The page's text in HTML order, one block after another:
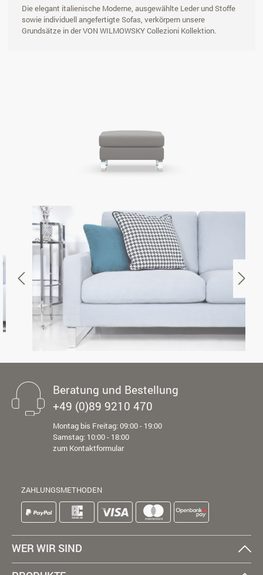
Die elegant italienische Moderne, ausgewählte Leder und Stoffe
sowie individuell angefertigte Sofas, verkörpern unsere
Grundsätze in der VON WILMOWSKY Collezioni Kollektion.
Beratung und Bestellung
+49 (0)89 9210 470
Montag bis Freitag: 09:00 - 19:00
Samstag: 10:00 - 18:00
zum Kontaktformular
ZAHLUNGSMETHODEN
WER WIR SIND